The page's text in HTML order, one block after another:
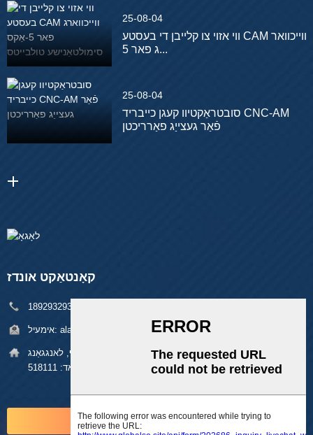
25-08-04
ווי אזוי צו קלייבן די בעסטע CAM ווייכוואר
ג פאר 5...
25-08-04
סובטראַקטיוו קעגן כייבריד CNC-AM
פֿאַר געצייַג פאַרריכטן
קאָנטאַקט אונדז
אימעיל: alan@pftworld.com
אַדרעס:
בנין 49, פומין אינדוסטריעל פארק, פינגהו דארף, לאנגגאַנג
דיסטריקט, שענזשען פאסט קאד: 518111
אָנפֿרעג איצט